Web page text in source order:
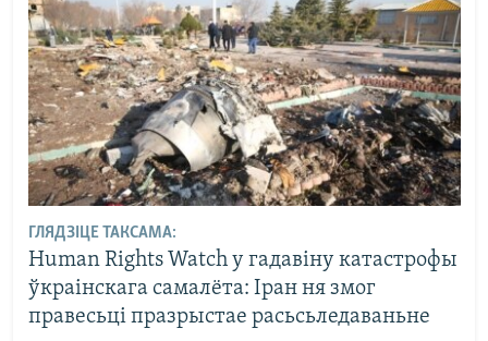
ГЛЯДЗІЦЕ ТАКСАМА:
Human Rights Watch у гадавіну катастрофы
ўкраінскага самалёта: Іран ня змог
правесьці празрыстае расьсьледаваньне